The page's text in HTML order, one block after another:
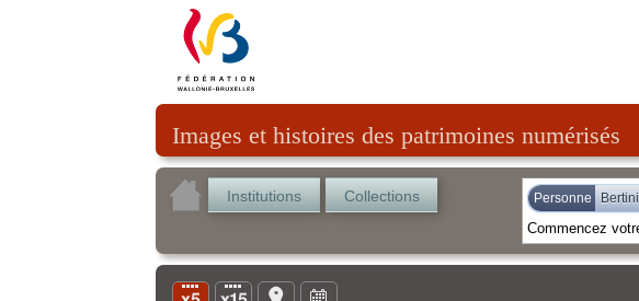
Images et histoires des patrimoines numérisés
Institutions Collections Personne Bertini